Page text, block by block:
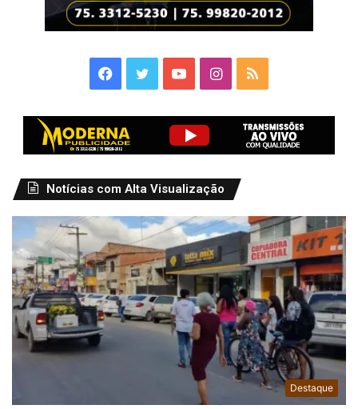
Facebook
TwitterYouTubeInstagram
RSS
Notícias com Alta Visualização
Destaque